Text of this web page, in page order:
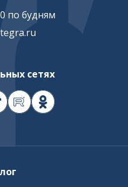
по будням
сетях